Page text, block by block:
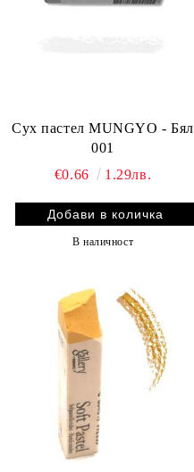
Сух пастел MUNGYO - Бял
001
€0.66
1.29лв.
В наличност